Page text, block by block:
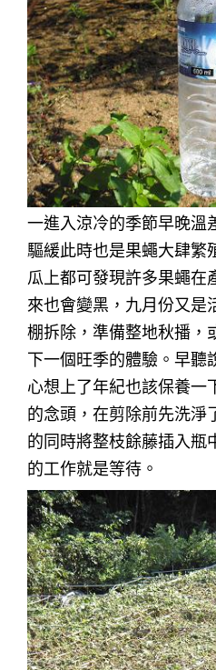
一進入涼冷的季節早晚溫
驅緩此時也是果蠅大肆繁
瓜上都可發現許多果蠅在
來也會變黑，九月份又是
棚拆除，準備整地秋播，
下一個旺季的體驗。早聽
心想上了年紀也該保養一
的念頭，在剪除前先洗淨
的同時將整枝餘藤插入瓶
的工作就是等待。